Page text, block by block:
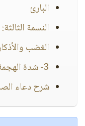
البارئ
النسمة
الغضب
3- شدة الهجمة
شرح دعاء